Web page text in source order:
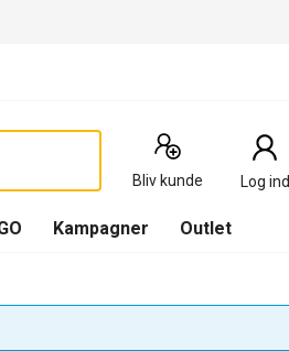
Bliv kunde Log ind
Kampagner Outlet